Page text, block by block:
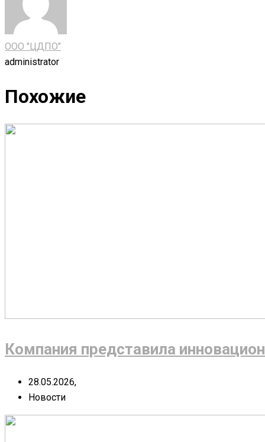
ООО "ЦДПО"
administrator
Похожие
Компания представила
28.05.2026,
Новости